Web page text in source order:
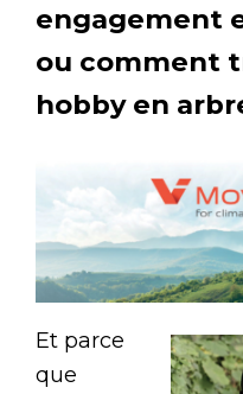
engagement
ou comment
hobby en
Et parce
que